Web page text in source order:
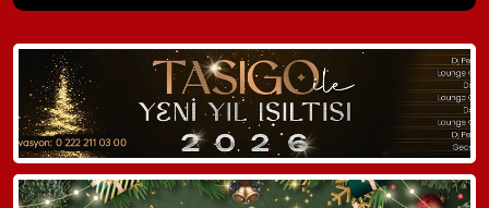
X Kapat
WhatsApp ile Bilgi Alın
Hemen Arayın